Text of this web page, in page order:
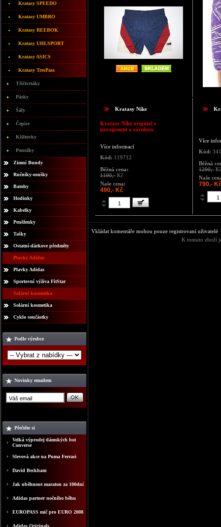
Kratasy SPEEDO
Kratasy UMBRO
Kratasy REEBOK
Kratasy UHLSPORT
Kratasy ASICS
Kratasy TresPass
Třičtvrtáky
Pásky
Šály
Čepice
Kšiltovky
Ponožky
Zimní Bundy
Ručníky-osušky
Batohy
Hodinky
Kabelky
Peněženky
Tašky
Ostatní-dárkove předměty
Plavky Adidas
Plavky Adidas
Sportovní výživa FitStar
Solární kosmetika
Solární kosmetika
Cyklo součástky
Podle výrobce
Novinky emailem
Přečtěte si
Velká výprodej dámských bot
Converse
Slevová akce na Puma Ferrari
David Beckham
Jak uběhnout maraton za 100dní
Adidas partner nočního běhu
EUROPASS mič pro EURO 2008
Adidas Originals
Kratasy Nike
Kratasy Nike original s
paragonem a zárukou.
Více informací
Kód: 119712
Běžná cena:
1190,- Kč
Naše cena:
490,- Kč
Více
Kód:
Běžná
1290,-
Naše
790,-
Vkládat komentáře mohou pouze registrovaní uživatelé
K tomuto zboží